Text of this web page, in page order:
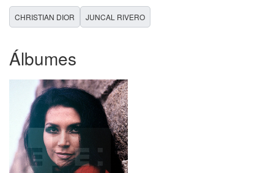
CHRISTIAN DIOR JUNCAL RIVERO
Álbumes